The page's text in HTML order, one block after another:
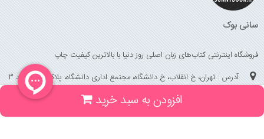
افزودن به سبد خرید
سانی بوک
فروشگاه اینترنتی کتاب‌های زبان اصلی روز دنیا با بالاترین کیفیت چاپ
آدرس : تهران، خ انقلاب، خ دانشگاه، مجتمع اداری دانشگاه، پلاک 158 واحد 3
(جهت خرید حضوری، تلفنی ، پیگیری سفارشات سایت با شماره تلفن 02166175070
تماس حاصل فرمایید)